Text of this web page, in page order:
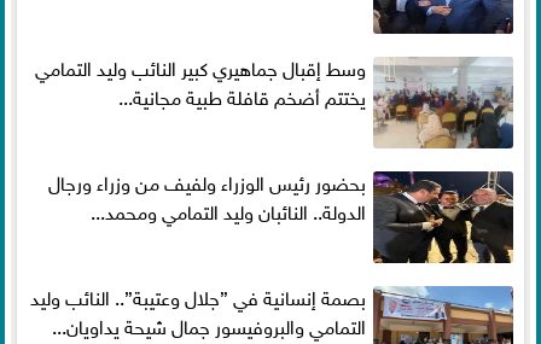
وسط إقبال جماهيري كبير النائب وليد التمامي
يختتم أضخم قافلة طبية مجانية...
بحضور رئيس الوزراء ولفيف من وزراء ورجال
الدولة.. النائبان وليد التمامي ومحمد...
بصمة إنسانية في ”جلال وعتيبة”.. النائب وليد
التمامي والبروفيسور جمال شيحة يداويان...